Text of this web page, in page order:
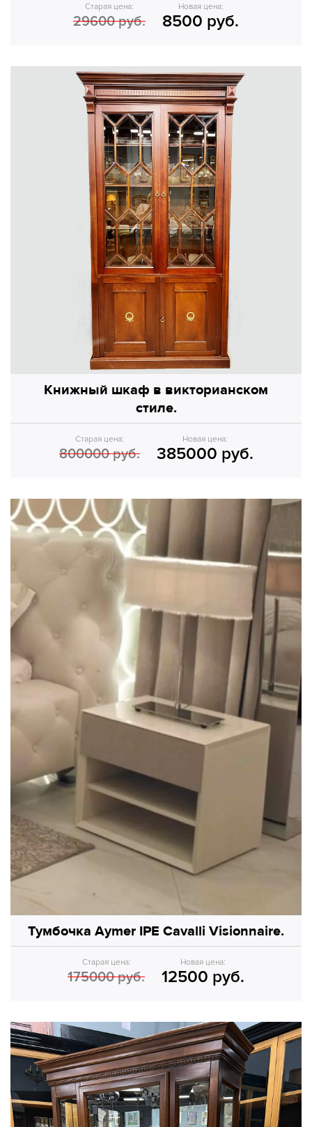
Старая цена:
29600 руб.
Новая цена:
8500 руб.
Книжный шкаф в викторианском
стиле.
Старая цена:
800000 руб.
Новая цена:
385000 руб.
Тумбочка Aymer IPE Cavalli Visionnaire.
Старая цена:
175000 руб.
Новая цена:
12500 руб.